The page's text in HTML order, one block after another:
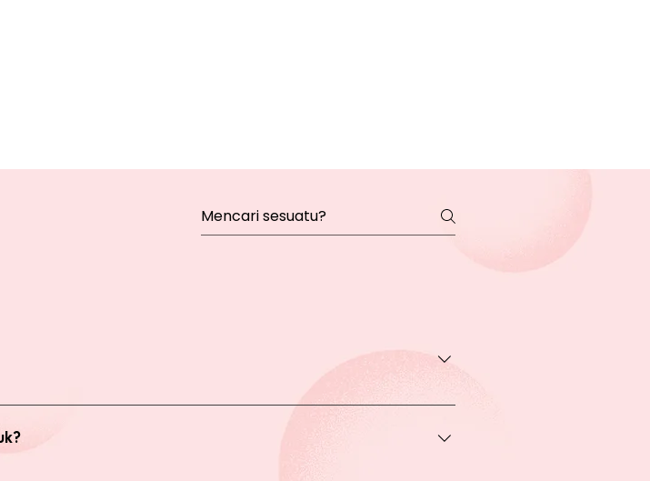
Non Member. Anda bisa melakukan transaksi pada halaman Produk